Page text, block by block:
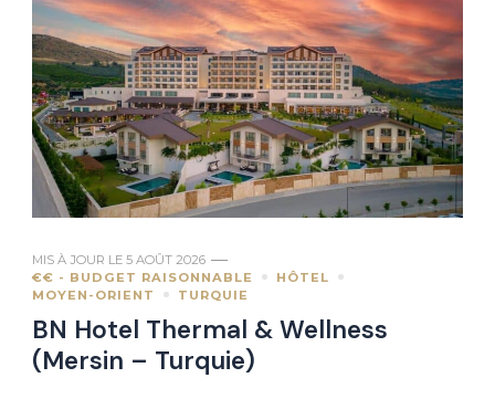
MIS À JOUR LE 5 AOÛT 2026
€€ - BUDGET RAISONNABLE
HÔTEL
MOYEN-ORIENT
TURQUIE
BN Hotel Thermal & Wellness
(Mersin – Turquie)